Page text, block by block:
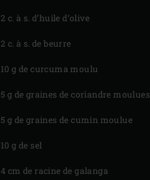
2 c. à s. d’huile d’olive
2 c. à s. de beurre
10 g de curcuma moulu
5 g de graines de coriandre moulues
5 g de graines de cumin moulue
10 g de sel
4 cm de racine de galanga